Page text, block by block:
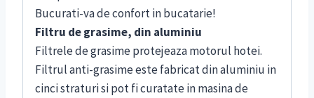
Bucurati-va de confort in bucatarie!
Filtru de grasime, din aluminiu
Filtrele de grasime protejeaza motorul hotei.
Filtrul anti-grasime este fabricat din aluminiu in
cinci straturi si pot fi curatate in masina de